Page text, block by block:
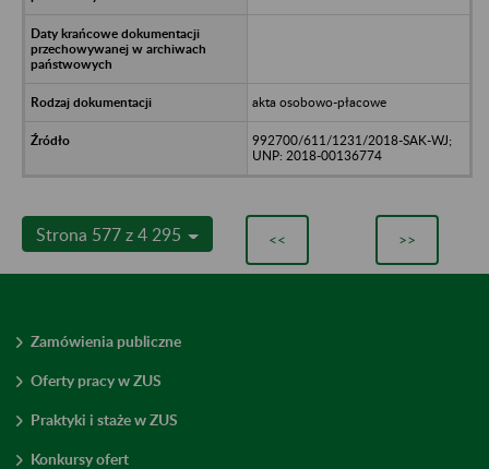
akta osobowo-płacowe
992700/611/1231/2018-SAK-WJ;
UNP: 2018-00136774
Strona 577 z 4 295 << >>
Zamówienia publiczne
Oferty pracy w ZUS
Praktyki i staże w ZUS
Konkursy ofert